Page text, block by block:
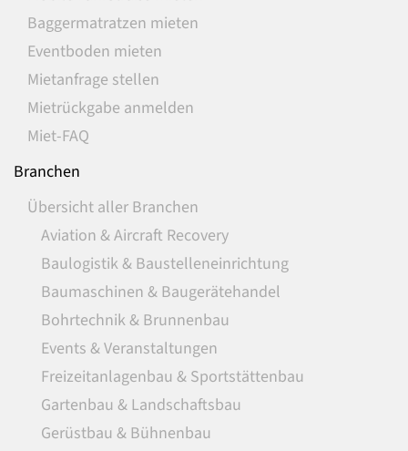
Baggermatratzen mieten
Eventboden mieten
Mietanfrage stellen
Mietrückgabe anmelden
Miet-FAQ
Branchen
Übersicht aller Branchen
Aviation & Aircraft Recovery
Baulogistik & Baustelleneinrichtung
Baumaschinen & Baugerätehandel
Bohrtechnik & Brunnenbau
Events & Veranstaltungen
Freizeitanlagenbau & Sportstättenbau
Gartenbau & Landschaftsbau
Gerüstbau & Bühnenbau